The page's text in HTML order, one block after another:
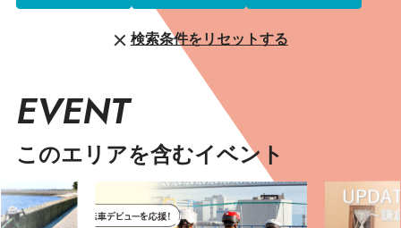
検索条件をリセットする
EVENT
このエリアを含むイベント